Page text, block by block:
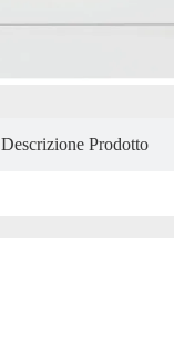
Descrizione Prodotto